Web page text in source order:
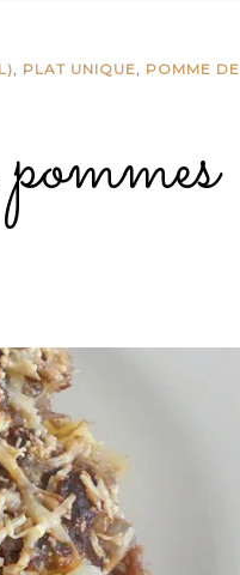
, PLAT UNIQUE, POMME DE